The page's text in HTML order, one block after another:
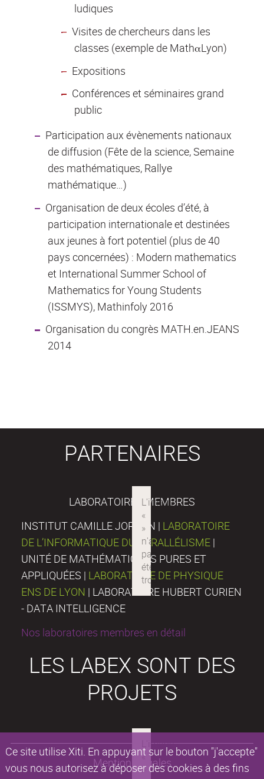
Ce site utilise Xiti. En appuyant sur le bouton "j'accepte"
vous nous autorisez à déposer des cookies à des fins
ludiques
Visites de chercheurs dans les
classes (exemple de MathαLyon)
Expositions
Conférences et séminaires grand
public
Participation aux évènements nationaux
de diffusion (Fête de la science, Semaine
des mathématiques, Rallye
mathématique…)
Organisation de deux écoles d’été, à
participation internationale et destinées
aux jeunes à fort potentiel (plus de 40
pays concernées) : Modern mathematics
et International Summer School of
Mathematics for Young Students
(ISSMYS), Mathinfoly 2016
Organisation du congrès MATH.en.JEANS
2014
PARTENAIRES
LABORATOIRES MEMBRES
INSTITUT CAMILLE JORDAN | LABORATOIRE
DE L’INFORMATIQUE DU PARALLÉLISME |
UNITÉ DE MATHÉMATIQUES PURES ET
APPLIQUÉES | LABORATOIRE DE PHYSIQUE
ENS DE LYON | LABORATOIRE HUBERT CURIEN
- DATA INTELLIGENCE
Nos laboratoires membres en détail
LES LABEX SONT DES
PROJETS
Mentions légales